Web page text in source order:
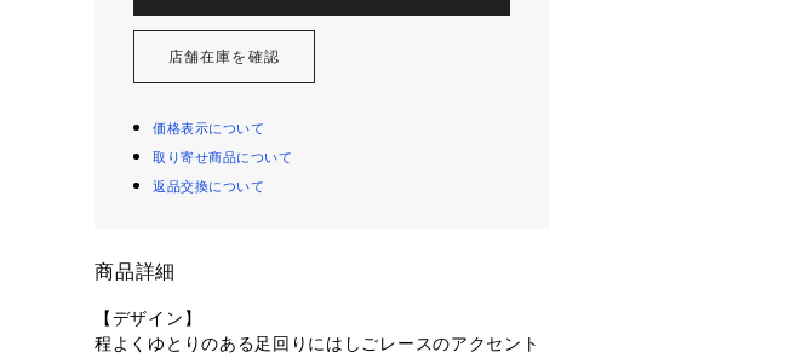
店舗在庫を確認
価格表示について
取り寄せ商品について
返品交換について
商品詳細
【デザイン】
程よくゆとりのある足回りにはしごレースのアクセント